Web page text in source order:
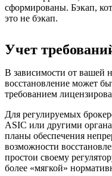
сформированы. Бэкап,
это не бэкап.
Учет
В зависимости от вашей
восстановление может
требованием
Для регулируемых
ASIC или другими
планы обеспечения
возможности
простои своему
более «мягкой»